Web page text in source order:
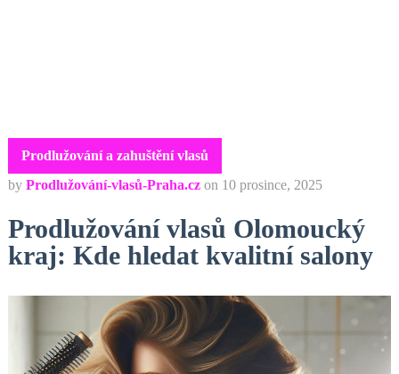
Prodlužování a zahuštění vlasů
by Prodlužování-vlasů-Praha.cz on 10 prosince, 2025
Prodlužování vlasů Olomoucký
kraj: Kde hledat kvalitní salony